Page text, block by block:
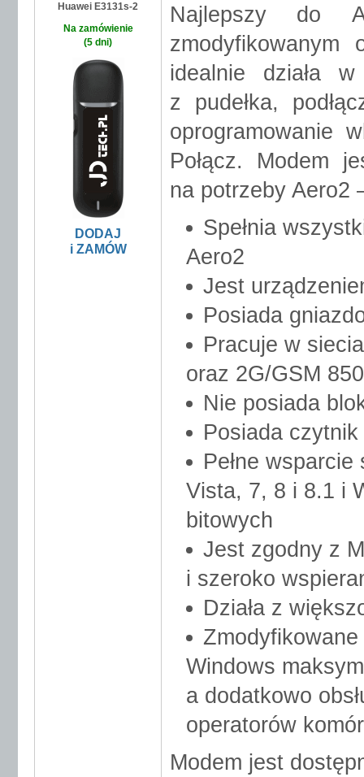
Huawei E3131s-2
Na zamówienie
(5 dni)
DODAJ
i ZAMÓW
Najlepszy do
zmodyfikowanym
idealnie działa
z pudełka,
oprogramowanie
Połącz. Modem
na potrzeby Aero2
Spełnia
Aero2
Jest
Posiada
Pracuje w
oraz 2G/GSM
Nie posiada
Posiada
Pełne
Vista, 7, 8 i 8.1 i
bitowych
Jest zgodny z
i szeroko
Działa z
Windows
a dodatkowo
operatorów
Modem jest